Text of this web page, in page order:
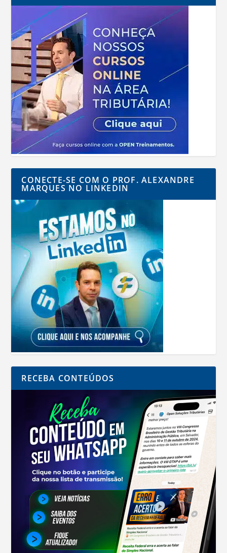
CONECTE-SE COM O PROF. ALEXANDRE
MARQUES NO LINKEDIN
RECEBA CONTEÚDOS